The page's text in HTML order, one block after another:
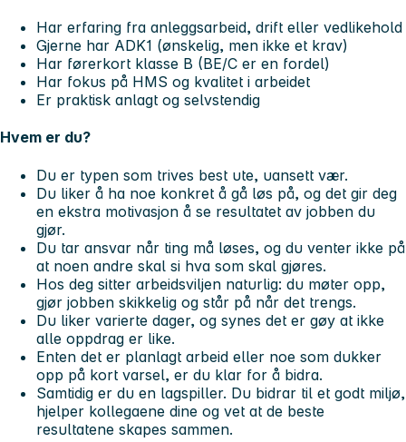
Har erfaring fra anleggsarbeid, drift eller vedlikehold
Gjerne har ADK1 (ønskelig, men ikke et krav)
Har førerkort klasse B (BE/C er en fordel)
Har fokus på HMS og kvalitet i arbeidet
Er praktisk anlagt og selvstendig
Hvem er du?
Du er typen som trives best ute, uansett vær.
Du liker å ha noe konkret å gå løs på, og det gir deg
en ekstra motivasjon å se resultatet av jobben du
gjør.
Du tar ansvar når ting må løses, og du venter ikke på
at noen andre skal si hva som skal gjøres.
Hos deg sitter arbeidsviljen naturlig: du møter opp,
gjør jobben skikkelig og står på når det trengs.
Du liker varierte dager, og synes det er gøy at ikke
alle oppdrag er like.
Enten det er planlagt arbeid eller noe som dukker
opp på kort varsel, er du klar for å bidra.
Samtidig er du en lagspiller. Du bidrar til et godt miljø,
hjelper kollegaene dine og vet at de beste
resultatene skapes sammen.